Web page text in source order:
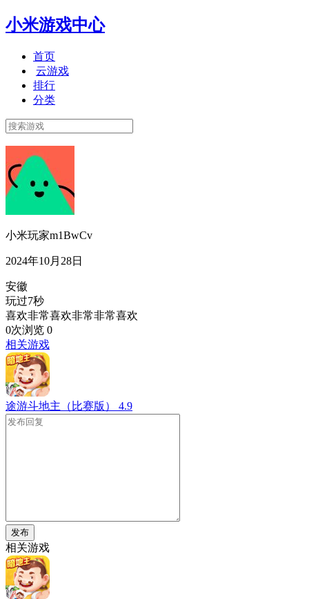
小米游戏中心
首页
云游戏
排行
分类
小米玩家m1BwCv
2024年10月28日
安徽
玩过7秒
喜欢非常喜欢非常非常喜欢
0次浏览 0
相关游戏
途游斗地主（比赛版） 4.9
发布
相关游戏